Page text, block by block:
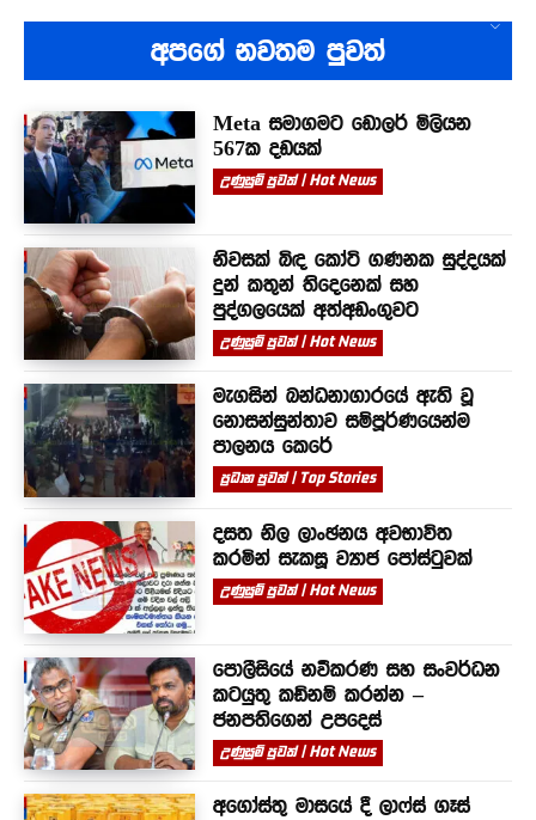
අපගේ නවතම පුවත්
Meta සමාගමට ඩොලර් මිලියන
567ක දඩයක්
උණුසුම් පුවත් | Hot News
නිවසක් බිඳ කෝටි ගණනක සුද්දයක්
දුන් කතුන් තිදෙනෙක් සහ
පුද්ගලයෙක් අත්අඩංගුවට
උණුසුම් පුවත් | Hot News
මැගසින් බන්ධනාගාරයේ ඇති වූ
නොසන්සුන්තාව සම්පූර්ණයෙන්ම
පාලනය කෙරේ
ප්‍රධාන පුවත් | Top Stories
දසත නිල ලාංඡනය අවභාවිත
කරමින් සැකසූ ව්‍යාජ පෝස්ටුවක්
උණුසුම් පුවත් | Hot News
පොලීසියේ නවීකරණ සහ සංවර්ධන
කටයුතු කඩිනම් කරන්න –
ජනපතිගෙන් උපදෙස්
උණුසුම් පුවත් | Hot News
අගෝස්තු මාසයේ දී ලාෆ්ස් ගෑස්